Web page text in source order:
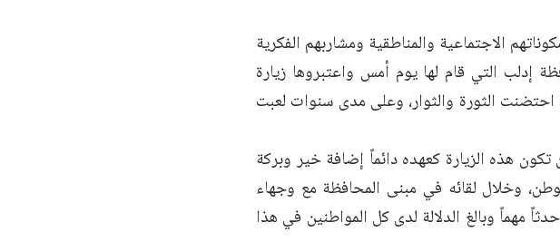
الاجتماعية والمناطقية ومشاربهم الفكرية
إدلب التي قام لها يوم أمس واعتبروها زيارة
احتضنت الثورة والثوار، وعلى مدى سنوات لعبت
تكون هذه الزيارة كعهده دائماً إضافة خير وبركة
وخلال لقائه في مبنى المحافظة مع وجهاء
مهماً وبالغ الدلالة لدى كل المواطنين في هذا